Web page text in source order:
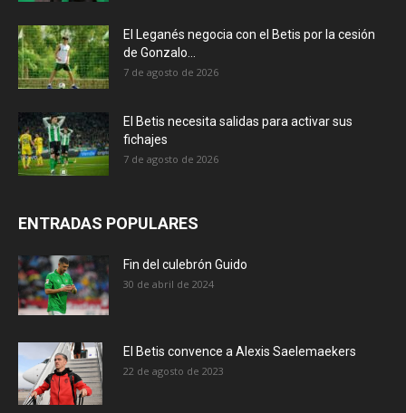
El Leganés negocia con el Betis por la cesión
de Gonzalo...
7 de agosto de 2026
El Betis necesita salidas para activar sus
fichajes
7 de agosto de 2026
ENTRADAS POPULARES
Fin del culebrón Guido
30 de abril de 2024
El Betis convence a Alexis Saelemaekers
22 de agosto de 2023